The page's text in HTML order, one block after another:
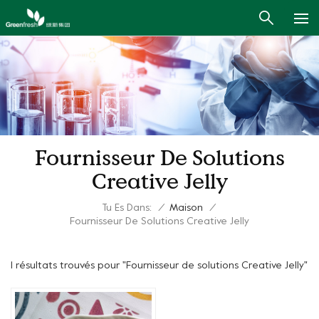
Fournisseur De Solutions
Creative Jelly
Tu Es Dans: / Maison
/
Fournisseur De Solutions Creative Jelly
1 résultats trouvés pour "Fournisseur de solutions Creative Jelly"